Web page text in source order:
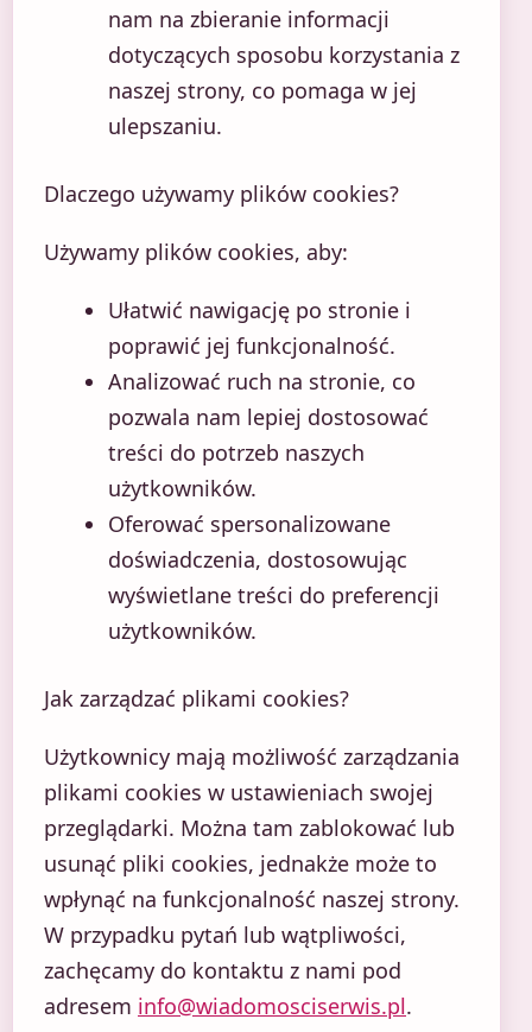
nam na zbieranie informacji
dotyczących sposobu korzystania z
naszej strony, co pomaga w jej
ulepszaniu.
Dlaczego używamy plików cookies?
Używamy plików cookies, aby:
Ułatwić nawigację po stronie i
poprawić jej funkcjonalność.
Analizować ruch na stronie, co
pozwala nam lepiej dostosować
treści do potrzeb naszych
użytkowników.
Oferować spersonalizowane
doświadczenia, dostosowując
wyświetlane treści do preferencji
użytkowników.
Jak zarządzać plikami cookies?
Użytkownicy mają możliwość zarządzania
plikami cookies w ustawieniach swojej
przeglądarki. Można tam zablokować lub
usunąć pliki cookies, jednakże może to
wpłynąć na funkcjonalność naszej strony.
W przypadku pytań lub wątpliwości,
zachęcamy do kontaktu z nami pod
adresem info@wiadomosciserwis.pl.